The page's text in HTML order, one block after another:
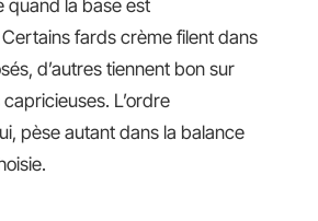
quand la base est
fards crème filent dans
d’autres tiennent bon sur
L’ordre
pèse autant dans la balance